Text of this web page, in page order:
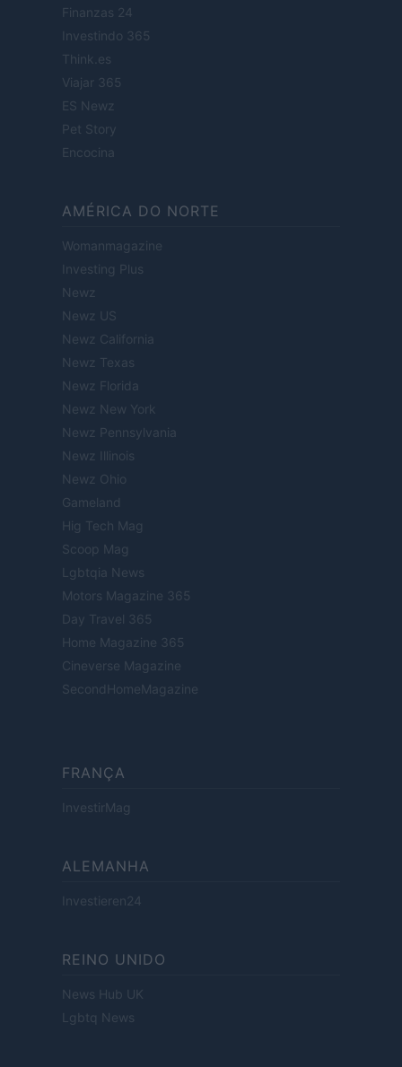
Finanzas 24
Investindo 365
Think.es
Viajar 365
ES Newz
Pet Story
Encocina
AMÉRICA DO NORTE
Womanmagazine
Investing Plus
Newz
Newz US
Newz California
Newz Texas
Newz Florida
Newz New York
Newz Pennsylvania
Newz Illinois
Newz Ohio
Gameland
Hig Tech Mag
Scoop Mag
Lgbtqia News
Motors Magazine 365
Day Travel 365
Home Magazine 365
Cineverse Magazine
SecondHomeMagazine
FRANÇA
InvestirMag
ALEMANHA
Investieren24
REINO UNIDO
News Hub UK
Lgbtq News